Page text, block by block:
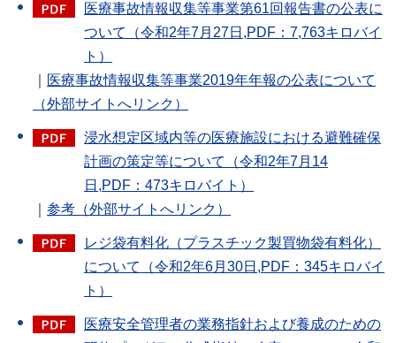
医療事故情報収集等事業第61回報告書の公表に
ついて（令和2年7月27日,PDF：7,763キロバイ
ト）
医療事故情報収集等事業2019年年報の公表について
（外部サイトへリンク）
浸水想定区域内等の医療施設における避難確保
計画の策定等について（令和2年7月14
日,PDF：473キロバイト）
参考（外部サイトへリンク）
レジ袋有料化（プラスチック製買物袋有料化）
について（令和2年6月30日,PDF：345キロバイ
ト）
医療安全管理者の業務指針および養成のための